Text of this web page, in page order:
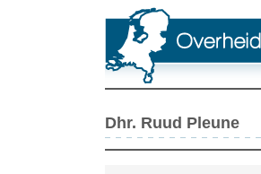
Dhr. Ruud Pleune